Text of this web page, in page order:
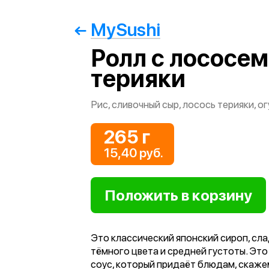
MySushi
Ролл с лососем
терияки
Рис, сливочный сыр, лосось терияки,
265 г
15,40 руб.
Это классический японский сироп,
тёмного цвета и средней густоты.
соус, который придаёт блюдам,